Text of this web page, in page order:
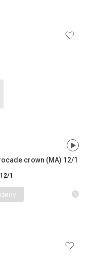
crown (MA) 12/1
12/1
?